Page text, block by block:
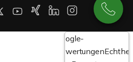
Google-
Bewertungen